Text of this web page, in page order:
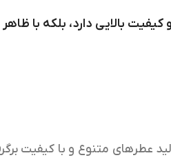
بالایی دارد، بلکه با
عطرهای متنوع و با کیفیت